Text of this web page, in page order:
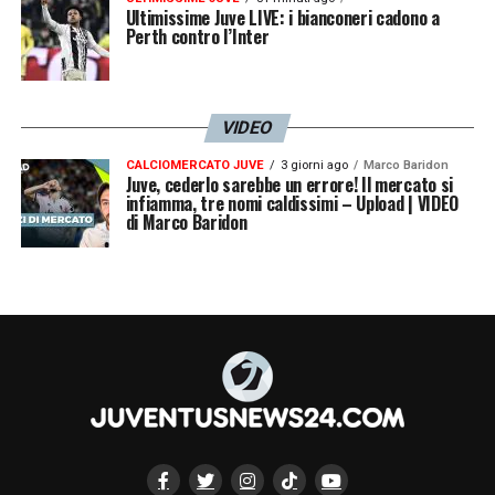
Non abbiamo tempo per analizzare quanto
successo oggi ».
LA PLAYLIST DELLE NOSTRE TOP NEWS
Ultimissime Juve LIVE: i bianconeri cadono a
Perth contro l’Inter
VIDEO
CALCIOMERCATO JUVE 3 giorni ago Marco Baridon
Juve, cederlo sarebbe un errore! Il mercato si
infiamma, tre nomi caldissimi – Upload | VIDEO
di Marco Baridon